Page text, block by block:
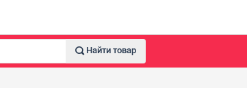
Найти товар